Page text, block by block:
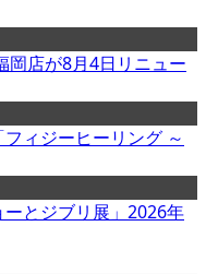
岡店が8月4日リニュー
ィジーヒーリング ～
とジブリ展」2026年